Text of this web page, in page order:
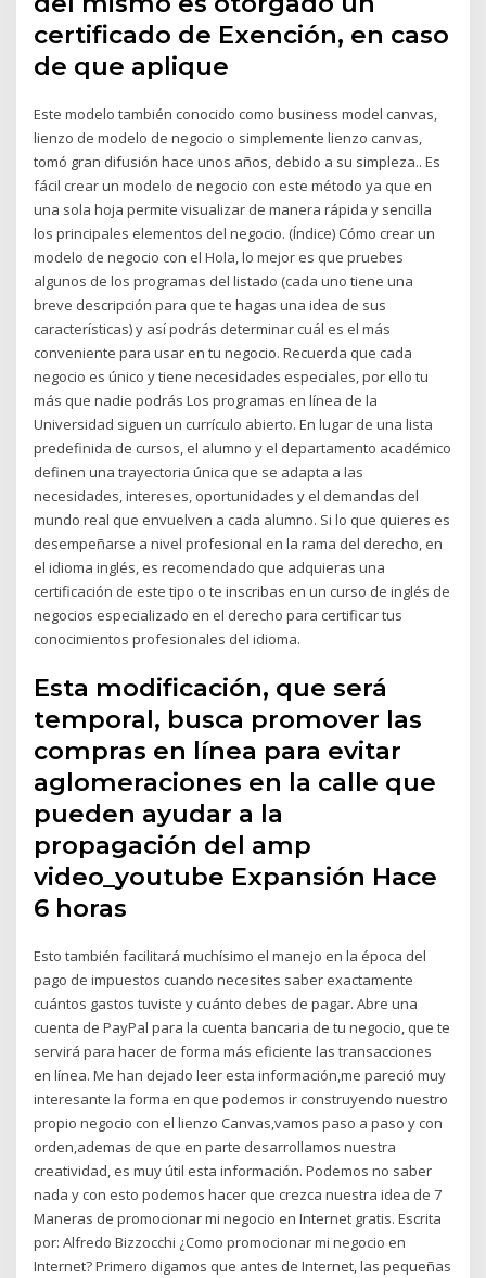
certificado de Exención, en caso
de que aplique
Este modelo también conocido como business model canvas,
lienzo de modelo de negocio o simplemente lienzo canvas,
tomó gran difusión hace unos años, debido a su simpleza.. Es
fácil crear un modelo de negocio con este método ya que en
una sola hoja permite visualizar de manera rápida y sencilla
los principales elementos del negocio. (Índice) Cómo crear un
modelo de negocio con el Hola, lo mejor es que pruebes
algunos de los programas del listado (cada uno tiene una
breve descripción para que te hagas una idea de sus
características) y así podrás determinar cuál es el más
conveniente para usar en tu negocio. Recuerda que cada
negocio es único y tiene necesidades especiales, por ello tu
más que nadie podrás Los programas en línea de la
Universidad siguen un currículo abierto. En lugar de una lista
predefinida de cursos, el alumno y el departamento académico
definen una trayectoria única que se adapta a las
necesidades, intereses, oportunidades y el demandas del
mundo real que envuelven a cada alumno. Si lo que quieres es
desempeñarse a nivel profesional en la rama del derecho, en
el idioma inglés, es recomendado que adquieras una
certificación de este tipo o te inscribas en un curso de inglés de
negocios especializado en el derecho para certificar tus
conocimientos profesionales del idioma.
Esta modificación, que será
temporal, busca promover las
compras en línea para evitar
aglomeraciones en la calle que
pueden ayudar a la
propagación del amp
video_youtube Expansión Hace
6 horas
Esto también facilitará muchísimo el manejo en la época del
pago de impuestos cuando necesites saber exactamente
cuántos gastos tuviste y cuánto debes de pagar. Abre una
cuenta de PayPal para la cuenta bancaria de tu negocio, que te
servirá para hacer de forma más eficiente las transacciones
en línea. Me han dejado leer esta información,me pareció muy
interesante la forma en que podemos ir construyendo nuestro
propio negocio con el lienzo Canvas,vamos paso a paso y con
orden,ademas de que en parte desarrollamos nuestra
creatividad, es muy útil esta información. Podemos no saber
nada y con esto podemos hacer que crezca nuestra idea de 7
Maneras de promocionar mi negocio en Internet gratis. Escrita
por: Alfredo Bizzocchi ¿Como promocionar mi negocio en
Internet? Primero digamos que antes de Internet, las pequeñas